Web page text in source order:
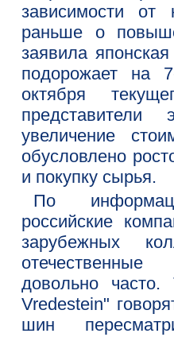
зависимости от
раньше о
заявила
подорожает на
октября
увеличение
обусловлено
и покупку сырья.
По
российские
зарубежных
довольно
Vredestein"
шин